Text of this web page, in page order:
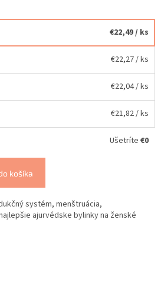
€22,49/ ks
€22,27/ ks
€22,04/ ks
€21,82/ ks
Ušetríte €0
košíka
systém, menštruácia,
ajurvédske bylinky na ženské